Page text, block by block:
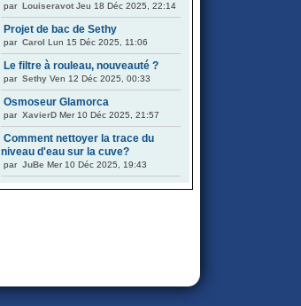
par Louiseravot Jeu 18 Déc 2025, 22:14
Projet de bac de Sethy
par Carol Lun 15 Déc 2025, 11:06
Le filtre à rouleau, nouveauté ?
par Sethy Ven 12 Déc 2025, 00:33
Osmoseur Glamorca
par XavierD Mer 10 Déc 2025, 21:57
Comment nettoyer la trace du
niveau d'eau sur la cuve?
par JuBe Mer 10 Déc 2025, 19:43